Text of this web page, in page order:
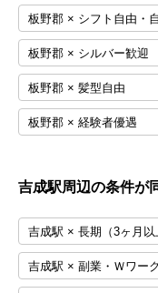
板野郡 × シフト自由・
板野郡 × シルバー歓迎
板野郡 × 髪型自由
板野郡 × 経験者優遇
吉成駅周辺の条件が
吉成駅 × 長期（3ヶ月以
吉成駅 × 副業・Ｗワー